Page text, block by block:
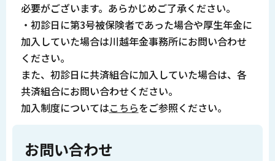
必要がございます。あらかじめご了承ください。
・初診日に第3号被保険者であった場合や厚生年金に
加入していた場合は川越年金事務所にお問い合わせ
ください。
また、初診日に共済組合に加入していた場合は、各
共済組合にお問い合わせください。
加入制度についてはこちらをご参照ください。
お問い合わせ